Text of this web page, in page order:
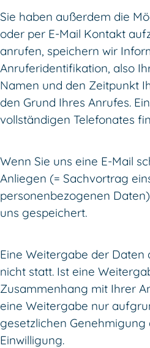
Sie haben außerdem die
oder per E-Mail Kontakt
anrufen, speichern wir
Anruferidentifikation, also
Namen und den Zeitpunkt
den Grund Ihres Anrufes.
vollständigen Telefonates
Wenn Sie uns eine E-Mail
Anliegen (= Sachvortrag
personenbezogenen
uns gespeichert.
Eine Weitergabe der
nicht statt. Ist eine
Zusammenhang mit Ihrer
eine Weitergabe nur
gesetzlichen
Einwilligung.